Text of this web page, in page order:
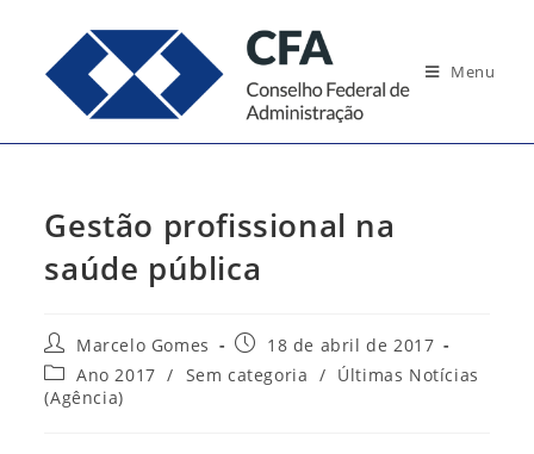
conteúdo
Menu
Gestão profissional na
saúde pública
Autor
do
post:
Marcelo Gomes
Post
publicado:
18 de abril de 2017
Categoria
do
Ano 2017 / Sem categoria / Últimas Notícias
(Agência)